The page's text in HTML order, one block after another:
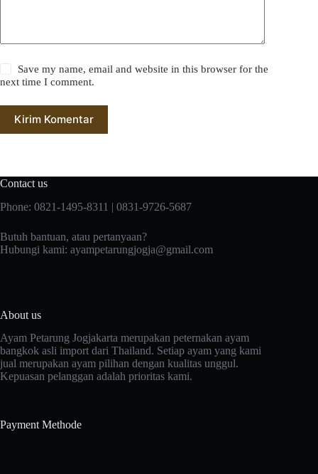
Save my name, email and website in this browser for the
next time I comment.
Kirim Komentar
Contact us
Phone: 0821-1495-8311 | 0831-9726-5687
Butuh bantuan, atau pertanyaan?
Hubungi kami: ayampetarungjogja@gmail.com
About us
Ayam Petarung Jogjakarta merupakan peternakan ayam
bangkok asli import dari Thailand. Setiap ayam yang kami
jual merupakan ayam pilihan dengan kualitas unggul.
Kepuasan pelanggan adalah prioritas kami.
Payment Methode